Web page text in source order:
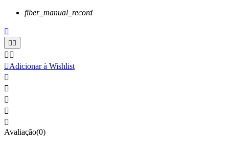
fiber_manual_record

 
 
Adicionar à Wishlist





Avaliação(0)